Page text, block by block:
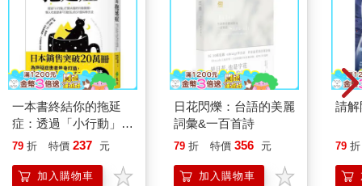
一本書終結你的拖延
症：透過「小行動」打
開大腦的行動開關，懶
的37個科學方法
79 折 特價 237 元
加入購物車
日花閃爍：台語的美麗
詞彙&一百首詩
79 折 特價 356 元
加入購物車
請解
79 折